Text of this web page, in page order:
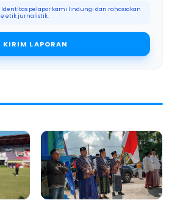
Identitas pelapor kami lindungi dan rahasiakan
etik jurnalistik.
KIRIM LAPORAN